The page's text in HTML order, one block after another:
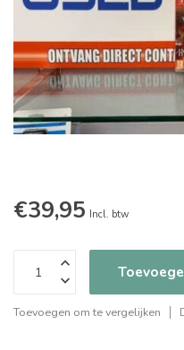
€39,95 Incl. btw
Toevoegen om te vergelijken